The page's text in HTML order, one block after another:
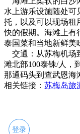
水上游乐设施随处可
托，以及可以现场租
快的假期。海滩上有
泰国菜和当地新鲜美
交通：从苏梅机场
滩北部100泰铢/人，
那通码头到查武恩海
相关链接： 苏梅岛旅
登录